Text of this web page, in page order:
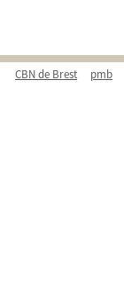
CBN de Brest pmb